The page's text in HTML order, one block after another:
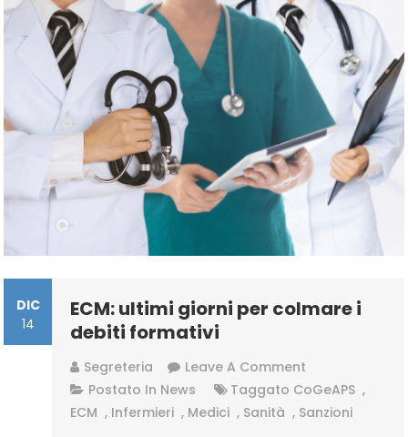
DIC
14
ECM: ultimi giorni per colmare i
debiti formativi
Segreteria Leave A Comment
ECM:
Ultimi
Postato In News Taggato CoGeAPS ,
ECM , Infermieri , Medici , Sanità , Sanzioni